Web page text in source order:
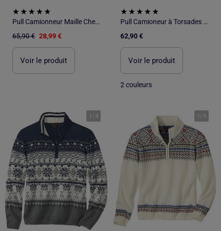
Pull Camionneur Maille Chenille - ATLAS FOR MEN
65,90 € 28,99 €
Voir le produit
Pull Camioneur à Torsades Col Zippé - ATLAS FOR MEN
62,90 €
Voir le produit
2 couleurs
1 /4 1 / 5